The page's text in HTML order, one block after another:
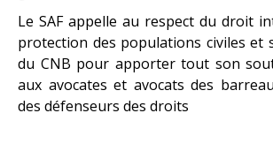
Le SAF appelle au respect du droit
protection des populations civiles et
du CNB pour apporter tout son
aux avocates et avocats des
des défenseurs des droits